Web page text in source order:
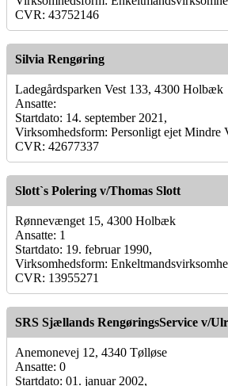
CVR: 43752146
Silvia Rengøring
Ladegårdsparken Vest 133, 4300 Holbæk
Ansatte:
Startdato: 14. september 2021,
Virksomhedsform: Personligt ejet Mindre
CVR: 42677337
Slott`s Polering v/Thomas Slott
Rønnevænget 15, 4300 Holbæk
Ansatte: 1
Startdato: 19. februar 1990,
Virksomhedsform:
CVR: 13955271
SRS Sjællands RengøringsService v/
Anemonevej 12, 4340 Tølløse
Ansatte: 0
Startdato: 01. januar 2002,